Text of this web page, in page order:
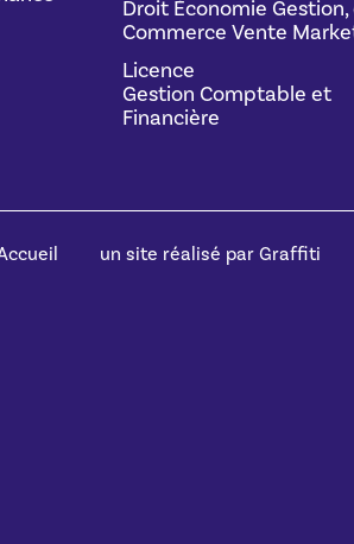
Droit Économie
Commerce Vente
Licence
Gestion Comptable et
Financière
un site réalisé par Graffiti